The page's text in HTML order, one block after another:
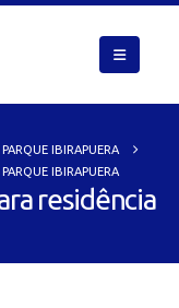
IBIRAPUERA
IBIRAPUERA
residência